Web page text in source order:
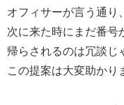
オフィサーが言う通り、
次に来た時にまだ番号
帰らされるのは冗談じ
この提案は大変助かり